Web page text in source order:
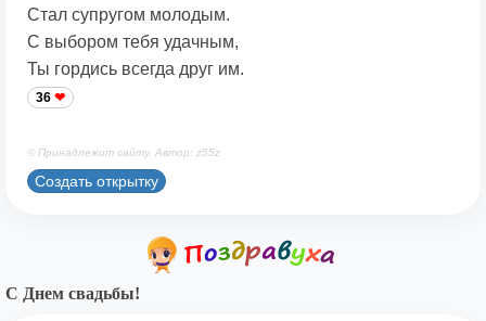
Стал супругом молодым.
С выбором тебя удачным,
Ты гордись всегда друг им.
36
© Принадлежит сайту. Автор: z55z
Создать открытку
С Днем свадьбы!